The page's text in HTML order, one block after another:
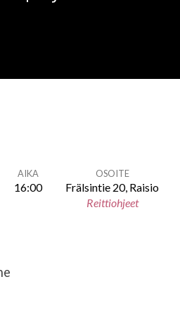
AIKA
16:00
OSOITE
Frälsintie 20, Raisio
Reittiohjeet